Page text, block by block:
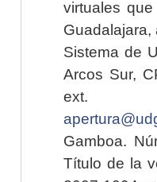
virtuales
Sistema de
Arcos Sur,
ext.
Gamboa.
Título de la